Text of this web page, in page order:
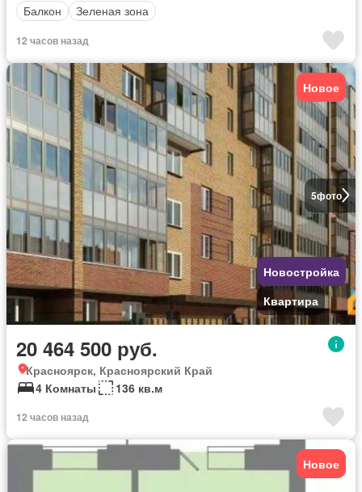
Балкон
Зеленая зона
12 часов назад
5фото
Новое
Новостройка
Квартира
20 464 500 руб.
Красноярск, Красноярский Край
4 Комнаты
136 кв.м
12 часов назад
Новое